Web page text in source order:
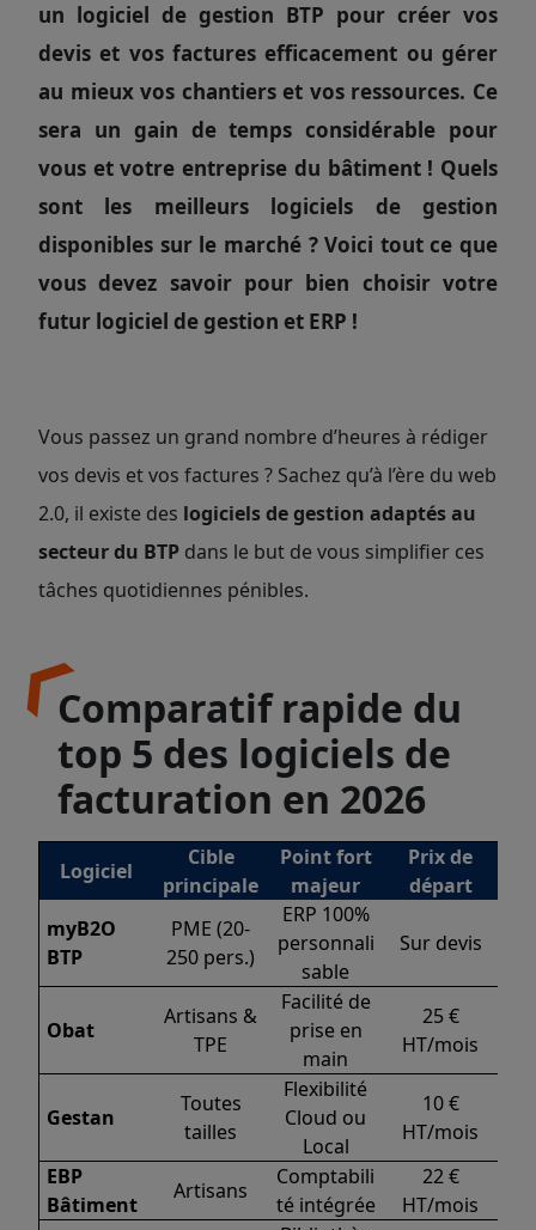
un logiciel de gestion BTP pour créer vos
devis et vos factures efficacement ou gérer
au mieux vos chantiers et vos ressources. Ce
sera un gain de temps considérable pour
vous et votre entreprise du bâtiment ! Quels
sont les meilleurs logiciels de gestion
disponibles sur le marché ? Voici tout ce que
vous devez savoir pour bien choisir votre
futur logiciel de gestion et ERP !
Vous passez un grand nombre d’heures à rédiger
vos devis et vos factures ? Sachez qu’à l’ère du web
2.0, il existe des logiciels de gestion adaptés au
secteur du BTP dans le but de vous simplifier ces
tâches quotidiennes pénibles.
Comparatif rapide du
top 5 des logiciels de
facturation en 2026
Logiciel
Cible
principale
Point fort
majeur
Prix de
départ
myB2O
BTP
PME (20-
250 pers.)
ERP 100%
personnali
sable
Sur devis
Obat
Artisans &
TPE
Facilité de
prise en
main
25 €
HT/mois
Gestan
Toutes
tailles
Flexibilité
Cloud ou
Local
10 €
HT/mois
EBP
Bâtiment
Artisans
Comptabili
té intégrée
22 €
HT/mois